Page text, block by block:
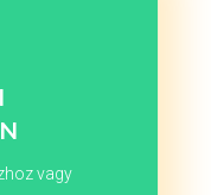
vagy